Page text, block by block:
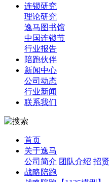
连锁研究
理论研究
逸马图书馆
中国连锁节
行业报告
陪跑伙伴
新闻中心
公司动态
行业新闻
联系我们
首页
关于逸马
公司简介 团队介绍 招
战略陪跑